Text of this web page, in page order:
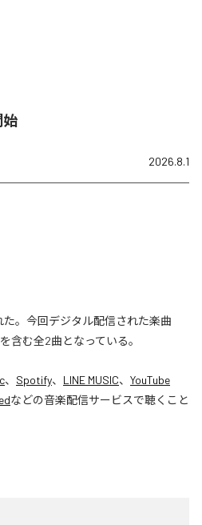
始
2026.8.1
た。今回デジタル配信された楽曲
を含む全2曲となっている。
、 Spotify、 LINE MUSIC、 YouTube
などの音楽配信サービスで聴くこと